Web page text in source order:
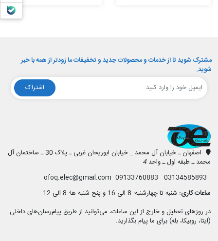
بله
مشترک شوید تا از خدمات و محصولات جدید و تخفیفات ما زودتر از همه با خبر
شوید.
اشتراک
اصفهان ـ خیابان آل محمد _ خیابان ابوریحان غربی ـ پلاک 30 ـ ساختمان آل
محمد ـ طبقه اول ـ واحد4
ساعات کاری: شنبه تا چهارشنبه: 8 الی 16 و پنج شنبه ها: 8 الی 12
در روزهای تعطیل و خارج از این ساعات، می‌توانید از طریق پیام‌رسان‌های داخلی
(ایتا، روبیکا، بله) برای ما پیام بگذارید.